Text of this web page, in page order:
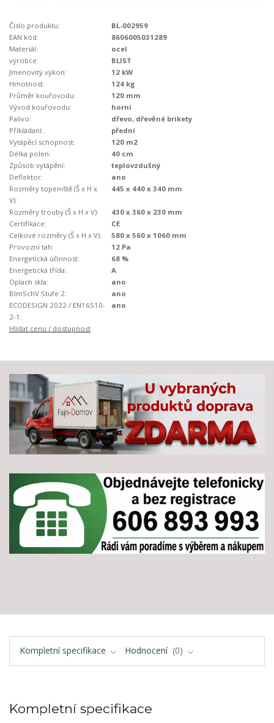
Číslo produktu:
BL-002959
EAN kód:
8606005031289
Materiál:
ocel
výrobce:
BLIST
Jmenovitý výkon:
12 kW
Hmotnost:
124 kg
Průměr kouřovodu:
120 mm
Vývod kouřovodu:
horní
Palivo:
dřevo, dřevěné brikety
Příkládaní:
přední
Vytápěcí schopnost:
120 m2
Délka polen:
40 cm
Způsob vytápění:
teplovzdušný
Deflektor:
ano
Rozměry topeniště (Š x H x
V):
445 x 440 x 340 mm
Rozměry trouby (Š x H x V):
430 x 360 x 230 mm
Certifikace:
CE
Celkové rozměry (Š x H x V):
580 x 560 x 1060 mm
Provozní tah:
12 Pa
Energetická účinnost:
68 %
Energetická třída:
A
Oplach skla:
ano
BImSchV Stufe 2:
ano
ECODESIGN 2022 / EN16510-
2-1:
ano
Hlídat cenu / dostupnost
Kompletní specifikace Hodnocení 0
Kompletní specifikace